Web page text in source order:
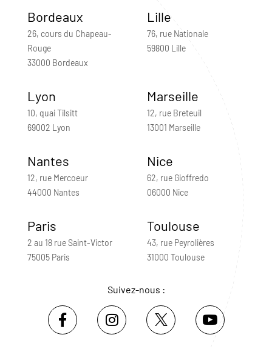
Bordeaux
26, cours du Chapeau-
Rouge
33000 Bordeaux
Lille
76, rue Nationale
59800 Lille
Lyon
10, quai Tilsitt
69002 Lyon
Marseille
12, rue Breteuil
13001 Marseille
Nantes
12, rue Mercoeur
44000 Nantes
Nice
62, rue Gioffredo
06000 Nice
Paris
2 au 18 rue Saint-Victor
75005 Paris
Toulouse
43, rue Peyrolières
31000 Toulouse
Suivez-nous :